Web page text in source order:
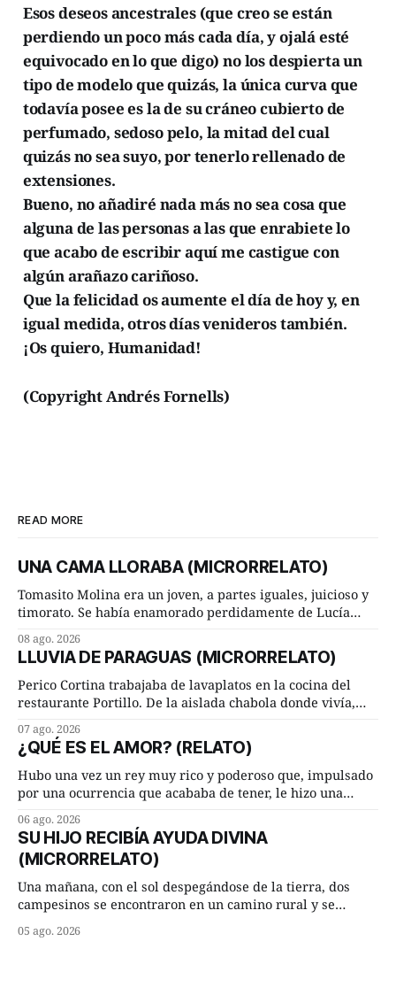
Esos deseos ancestrales (que creo se están
perdiendo un poco más cada día, y ojalá esté
equivocado en lo que digo) no los despierta un
tipo de modelo que quizás, la única curva que
todavía posee es la de su cráneo cubierto de
perfumado, sedoso pelo, la mitad del cual
quizás no sea suyo, por tenerlo rellenado de
extensiones.
Bueno, no añadiré nada más no sea cosa que
alguna de las personas a las que enrabiete lo
que acabo de escribir aquí me castigue con
algún arañazo cariñoso.
Que la felicidad os aumente el día de hoy y, en
igual medida, otros días venideros también.
¡Os quiero, Humanidad!
(Copyright Andrés Fornells)
READ MORE
UNA CAMA LLORABA (MICRORRELATO)
Tomasito Molina era un joven, a partes iguales, juicioso y
timorato. Se había enamorado perdidamente de Lucía
ambos les iba de maravilla. Pero mantenían absoluta
discrepancia en un deseo ineluctable por parte de ella.
Lucía Arriate quería que ellos
08 ago. 2026
LLUVIA DE PARAGUAS (MICRORRELATO)
Perico Cortina trabajaba de lavaplatos en la cocina del
restaurante Portillo. De la aislada chabola donde vivía,
cuarto de hora andando a buen paso. Cierta noche,
terminada su jornada laboral caminaba él hacía su mísera
morada cundo comenzó a llover
07 ago. 2026
¿QUÉ ES EL AMOR? (RELATO)
Hubo una vez un rey muy rico y poderoso que, impulsado
por una ocurrencia que acababa de tener, le hizo una
Dime, hombre sabio, ¿qué es el amor según tú? Su
consejero, que era muy prudente y astuto le respondió de
inmediato:
06 ago. 2026
SU HIJO RECIBÍA AYUDA DIVINA
(MICRORRELATO)
Una mañana, con el sol despegándose de la tierra, dos
campesinos se encontraron en un camino rural y se
remolachas, Manuel? —quiso saber uno. —Eso acabo de
05 ago. 2026